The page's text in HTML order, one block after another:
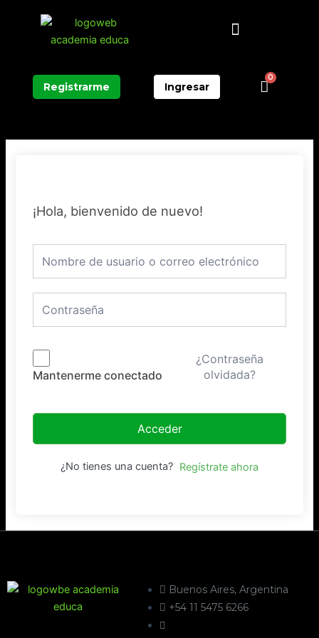
Menú
Registrarme Ingresar
0
¡Hola, bienvenido de nuevo!
Mantenerme conectado
¿Contraseña
olvidada?
Acceder
¿No tienes una cuenta? Regístrate ahora
Buenos Aires, Argentina
+54 11 5475 6266